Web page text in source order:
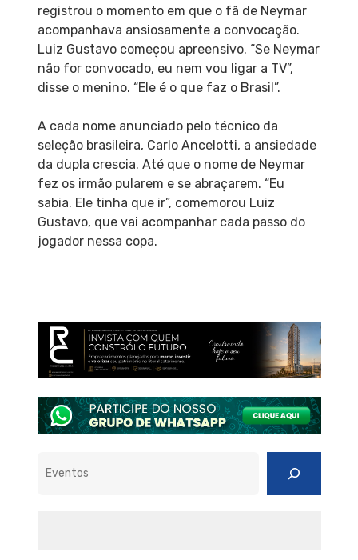
registrou o momento em que o fã de Neymar
acompanhava ansiosamente a convocação.
Luiz Gustavo começou apreensivo. “Se Neymar
não for convocado, eu nem vou ligar a TV”,
disse o menino. “Ele é o que faz o Brasil”.
A cada nome anunciado pelo técnico da
seleção brasileira, Carlo Ancelotti, a ansiedade
da dupla crescia. Até que o nome de Neymar
fez os irmão pularem e se abraçarem. “Eu
sabia. Ele tinha que ir”, comemorou Luiz
Gustavo, que vai acompanhar cada passo do
jogador nessa copa.